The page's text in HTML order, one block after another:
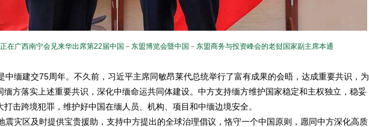
在广西南宁会见来华出席第22届中国－东盟博览会暨中国－东盟商务与投资峰会的老挝国家副主席本通
缅建交75周年。不久前，习近平主席同敏昂莱代总统举行了富有成果的会晤，达成重要共识，为
方落实上述重要共识，深化中缅命运共同体建设。中方支持缅方维护国家稳定和主权独立，稳妥
击跨境犯罪，维护好中国在缅人员、机构、项目和中缅边境安全。
灾区及时提供宝贵援助，支持中方提出的全球治理倡议，恪守一个中国原则，愿同中方深化高质